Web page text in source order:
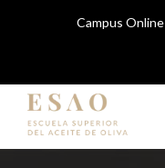
Campus Online
ESAO